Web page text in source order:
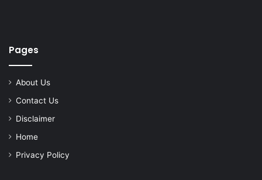
Pages
About Us
Contact Us
Disclaimer
Home
Privacy Policy